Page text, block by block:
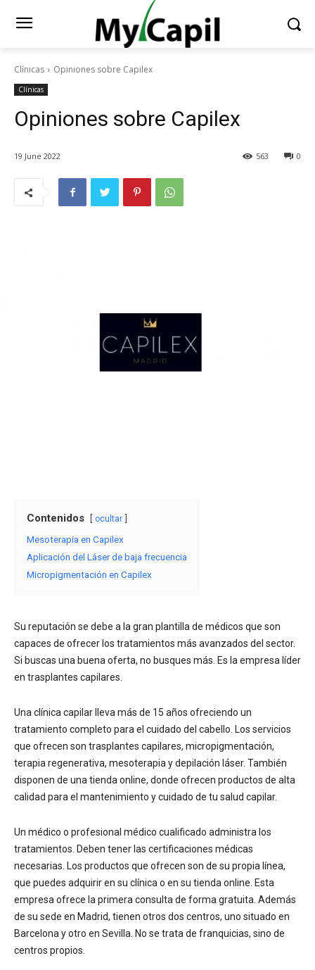
Clínicas Opiniones sobre Capilex
Clínicas
Opiniones sobre Capilex
19 June 2022 0
563
Contenidos ocultar
Mesoterapia en Capilex
Aplicación del Láser de baja frecuencia
Micropigmentación en Capilex
Su reputación se debe a la gran plantilla de médicos que son
capaces de ofrecer los tratamientos más avanzados del sector.
Si buscas una buena oferta, no busques más. Es la empresa líder
en trasplantes capilares.
Una clínica capilar lleva más de 15 años ofreciendo un
tratamiento completo para el cuidado del cabello. Los servicios
que ofrecen son trasplantes capilares, micropigmentación,
terapia regenerativa, mesoterapia y depilación láser. También
disponen de una tienda online, donde ofrecen productos de alta
calidad para el mantenimiento y cuidado de tu salud capilar.
Un médico o profesional médico cualificado administra los
tratamientos. Deben tener las certificaciones médicas
necesarias. Los productos que ofrecen son de su propia línea,
que puedes adquirir en su clínica o en su tienda online. Esta
empresa ofrece la primera consulta de forma gratuita. Además
de su sede en Madrid, tienen otros dos centros, uno situado en
Barcelona y otro en Sevilla. No se trata de franquicias, sino de
centros propios.